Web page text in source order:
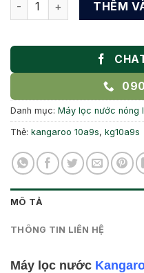
THÊM
Danh mục: Máy lọc nước nóng
Thẻ: kangaroo 10a9s, kg10a9s
MÔ TẢ
THÔNG TIN LIÊN HỆ
Máy lọc nước